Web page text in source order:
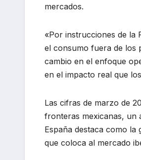
mercados.
«Por instrucciones de la
el consumo fuera de los
cambio en el enfoque
en el impacto real que
Las cifras de marzo de
fronteras mexicanas, un
España destaca como
que coloca al mercado